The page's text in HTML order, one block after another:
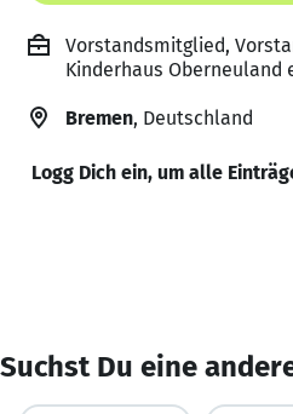
Vorstandsmitglied,
Kinderhaus Oberneuland
Bremen, Deutschland
Logg Dich ein, um alle
Suchst Du eine